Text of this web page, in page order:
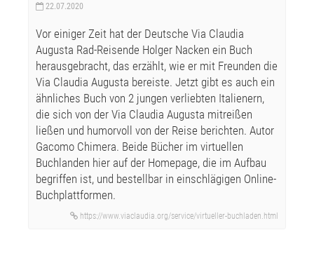
22.07.2020
Vor einiger Zeit hat der Deutsche Via Claudia
Augusta Rad-Reisende Holger Nacken ein Buch
herausgebracht, das erzählt, wie er mit Freunden die
Via Claudia Augusta bereiste. Jetzt gibt es auch ein
ähnliches Buch von 2 jungen verliebten Italienern,
die sich von der Via Claudia Augusta mitreißen
ließen und humorvoll von der Reise berichten. Autor
Gacomo Chimera. Beide Bücher im virtuellen
Buchlanden hier auf der Homepage, die im Aufbau
begriffen ist, und bestellbar in einschlägigen Online-
Buchplattformen.
https://www.viaclaudia.org/service/virtueller-buchladen.html